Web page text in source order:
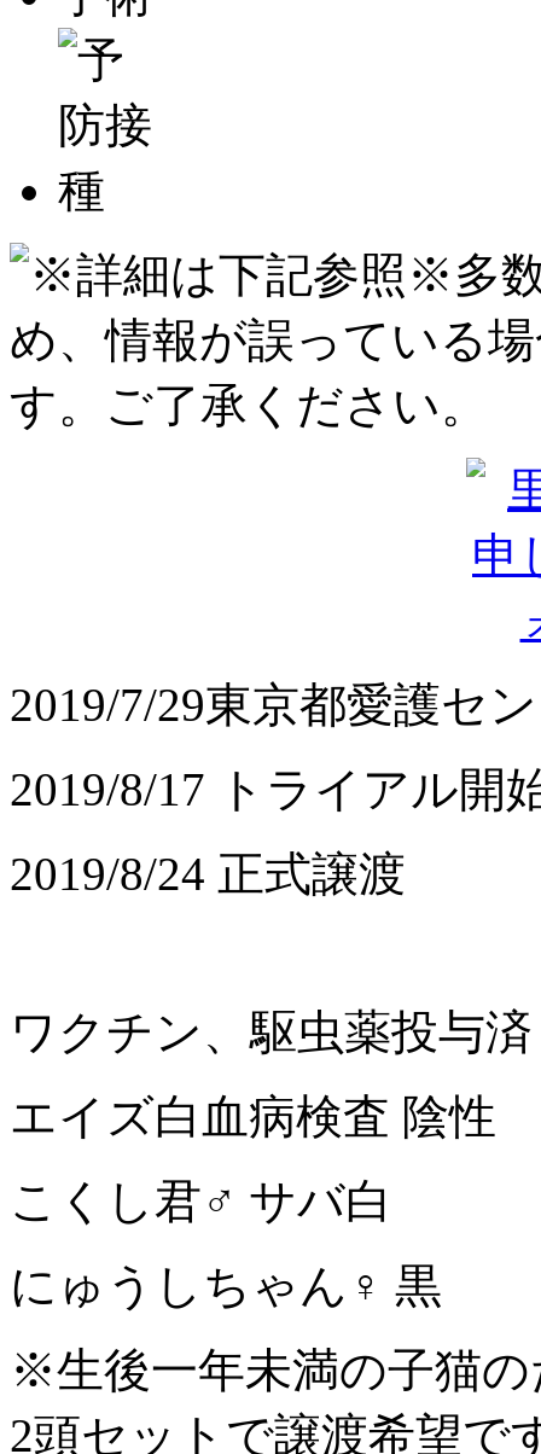
2019/7/29東京都愛護セ
2019/8/17 トライアル開
2019/8/24 正式譲渡
ワクチン、駆虫薬投与済
エイズ白血病検査 陰性
こくし君♂ サバ白
にゅうしちゃん♀ 黒
※生後一年未満の子猫
2頭セットで譲渡希望で